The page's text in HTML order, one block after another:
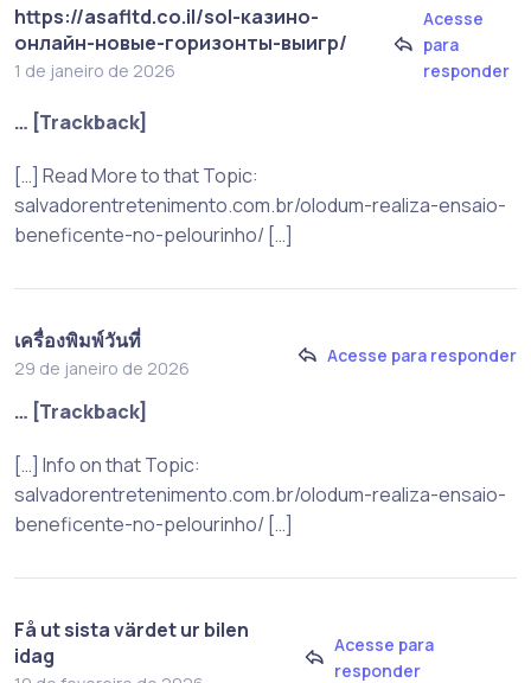
https://asafltd.co.il/sol-казино-
онлайн-новые-горизонты-выигр/
1 de janeiro de 2026
Acesse
para
responder
… [Trackback]
[…] Read More to that Topic:
salvadorentretenimento.com.br/olodum-realiza-ensaio-
beneficente-no-pelourinho/ […]
เครื่องพิมพ์วันที่
29 de janeiro de 2026
Acesse para responder
… [Trackback]
[…] Info on that Topic:
salvadorentretenimento.com.br/olodum-realiza-ensaio-
beneficente-no-pelourinho/ […]
Få ut sista värdet ur bilen
idag
Acesse para
responder